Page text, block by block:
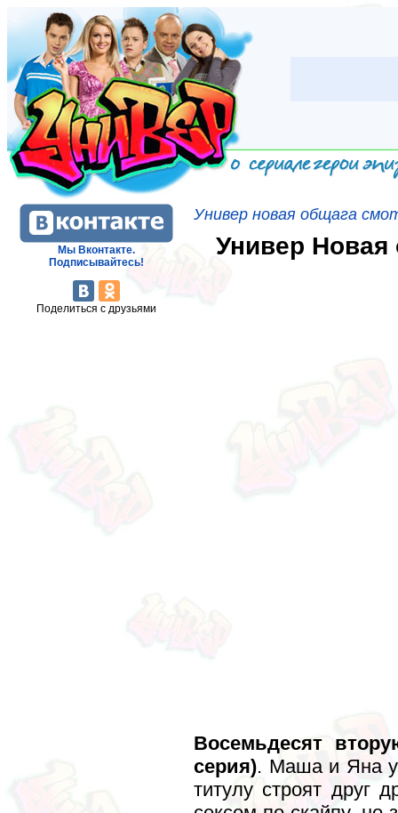
Мы Вконтакте.
Подписывайтесь!
Поделиться с друзьями
Универ новая общага
Универ Новая
Восемьдесят
серия). Маша и Яна
титулу строят друг